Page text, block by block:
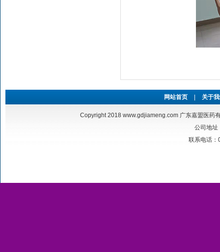
网站首页 关于
Copyright 2018 www.gdjiameng.com 广东嘉盟医药
公司地址
联系电话